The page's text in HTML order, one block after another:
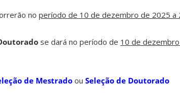
no período de 10 de dezembro de 2025 a
se dará no período de 10 de
de Mestrado ou Seleção de Doutorado